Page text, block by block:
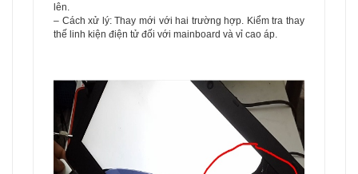
lên.
– Cách xử lý: Thay mới với hai trường hợp. Kiểm tra thay
thế linh kiện điện tử đối với mainboard và vỉ cao áp.